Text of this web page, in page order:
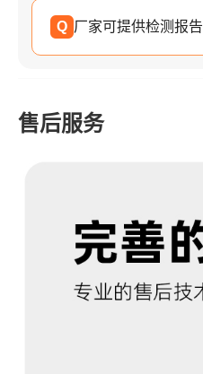
Q 厂家可提供检测报告
售后服务